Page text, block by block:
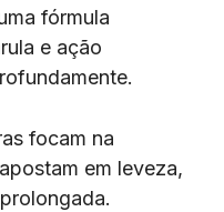
fórmula
e ação
focam na
em leveza,